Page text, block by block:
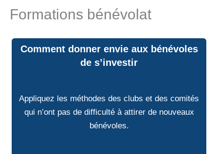
Formations bénévolat
Comment donner envie aux bénévoles
de s’investir
Appliquez les méthodes des clubs et des comités
qui n’ont pas de difficulté à attirer de nouveaux
bénévoles.